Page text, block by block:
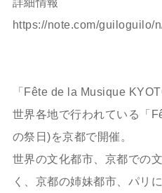
詳細情報
https://note.com/guiloguilo/
「Fête de la Musique
世界各地で行われている「
の祭日)を京都で開催。
世界の文化都市、京都での
く、京都の姉妹都市、パリ